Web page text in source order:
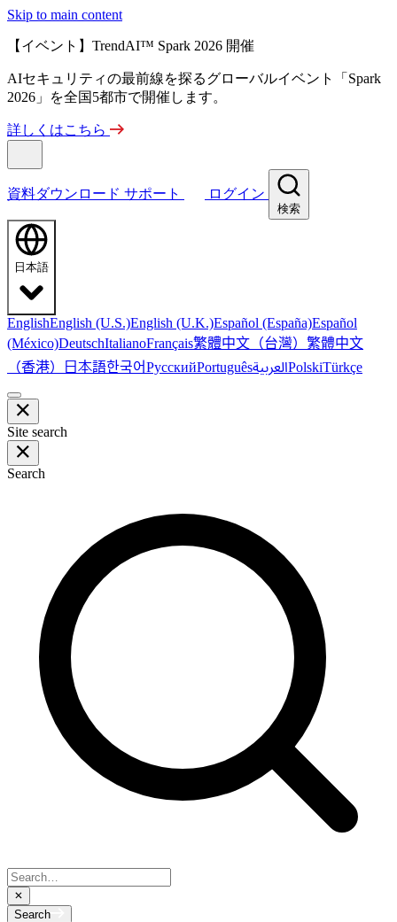
Skip to main content
【イベント】TrendAI™ Spark 2026 開催
AIセキュリティの最前線を探るグローバルイベント「Spark
2026」を全国5都市で開催します。
詳しくはこちら
資料ダウンロード サポート ログイン
検索
日本語
EnglishEnglish (U.S.)English (U.K.)Español (España)Español
(México)DeutschItalianoFrançais繁體中文（台灣） 繁體中文
（香港） 日本語한국어РусскийPortuguêsالعربيةPolskiTürkçe
Site search
Search
Search